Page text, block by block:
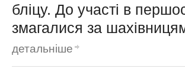
бліцу. До участі в
змагалися за
детальніше